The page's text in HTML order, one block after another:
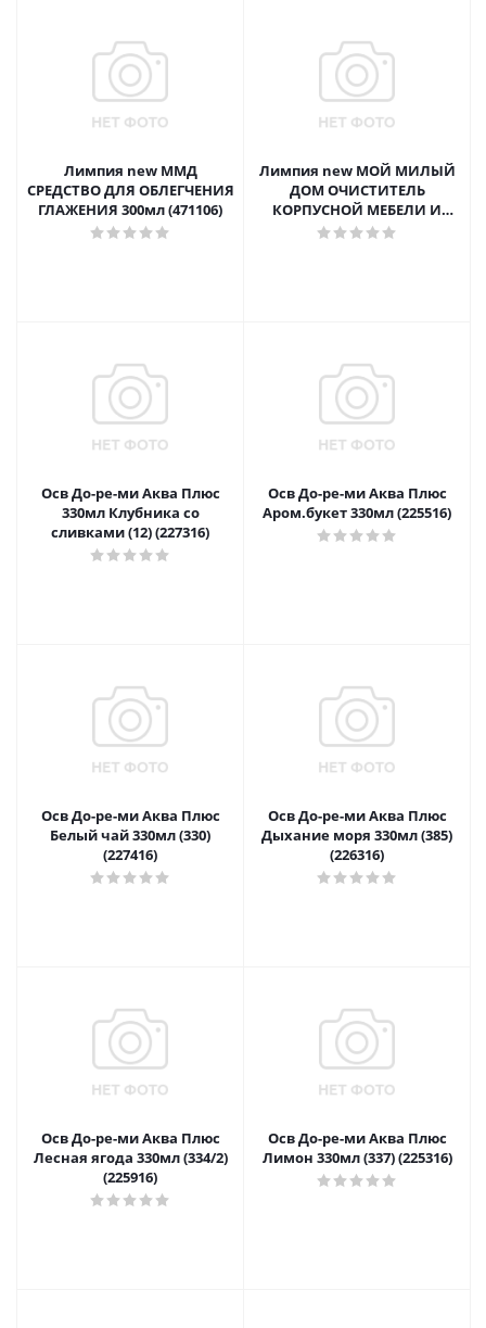
Лимпия new ММД
СРЕДСТВО ДЛЯ ОБЛЕГЧЕНИЯ
ГЛАЖЕНИЯ 300мл (471106)
Лимпия new МОЙ МИЛЫЙ
ДОМ ОЧИСТИТЕЛЬ
КОРПУСНОЙ МЕБЕЛИ И
ЛАМИНАТА 300 мл (1)
Осв До-ре-ми Аква Плюс
330мл Клубника со
сливками (12) (227316)
Осв До-ре-ми Аква Плюс
Аром.букет 330мл (225516)
Осв До-ре-ми Аква Плюс
Белый чай 330мл (330)
(227416)
Осв До-ре-ми Аква Плюс
Дыхание моря 330мл (385)
(226316)
Осв До-ре-ми Аква Плюс
Лесная ягода 330мл (334/2)
(225916)
Осв До-ре-ми Аква Плюс
Лимон 330мл (337) (225316)